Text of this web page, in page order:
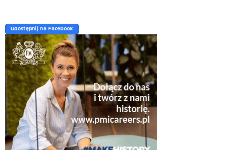
Udostępnij na Facebook